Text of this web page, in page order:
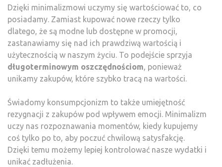
Dzięki minimalizmowi uczymy się wartościować to, co
posiadamy. Zamiast kupować nowe rzeczy tylko
dlatego, że są modne lub dostępne w promocji,
zastanawiamy się nad ich prawdziwą wartością i
użytecznością w naszym życiu. To podejście sprzyja
długoterminowym oszczędnościom , ponieważ
unikamy zakupów, które szybko tracą na wartości.
Świadomy konsumpcjonizm to także umiejętność
rezygnacji z zakupów pod wpływem emocji. Minimalizm
uczy nas rozpoznawania momentów, kiedy kupujemy
coś tylko po to, aby poczuć chwilową satysfakcję.
Dzięki temu możemy lepiej kontrolować nasze wydatki i
unikać zadłużenia.